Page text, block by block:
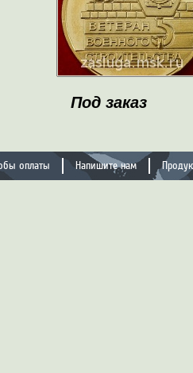
Под заказ
оплаты Напишите нам